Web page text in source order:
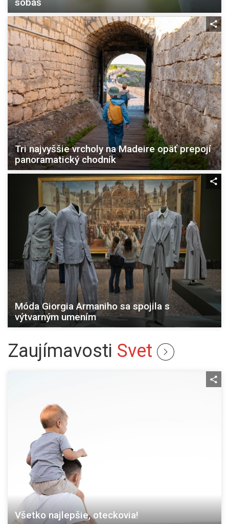
Tri najvyššie vrcholy na Madeire opäť prepojí
panoramatický chodník
Móda Giorgia Armaniho sa spojila s
výtvarným umením
Zaujímavosti Svet
Všetko najlepšie, oteckovia!